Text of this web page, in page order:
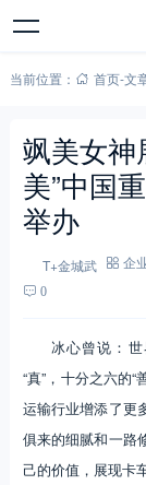
当前位置： 首页-文
飒美女神
美”中国
举办
T+金城武 企
0
冰心曾说：
“真”，十分之六的“
运输行业增添了更
俱来的细腻和一路
己的价值，展现卡